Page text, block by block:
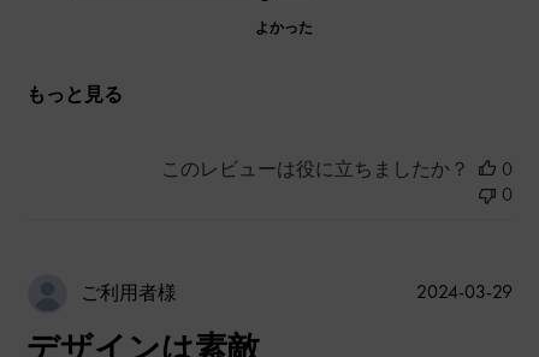
よかった
もっと見る
このレビューは役に立ちましたか？
0
0
ご利用者様
デザインは素敵
公
2024-03-29